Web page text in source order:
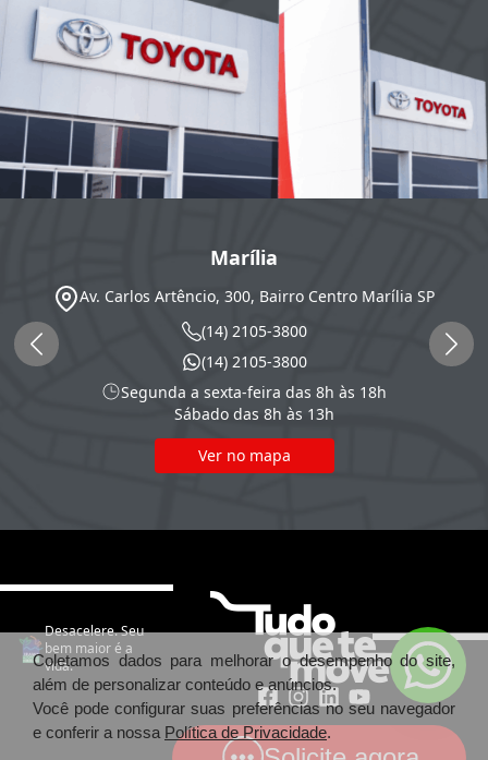
Marília
Av. Carlos Artêncio, 300, Bairro Centro Marília SP
(14) 2105-3800
(14) 2105-3800
Segunda a sexta-feira das 8h às 18h
Sábado das 8h às 13h
Ver no mapa
Desacelere. Seu
bem maior é a
vida.
Coletamos dados para melhorar o desempenho do site,
além de personalizar conteúdo e anúncios.
Você pode configurar suas preferências no seu navegador
e conferir a nossa Política de Privacidade.